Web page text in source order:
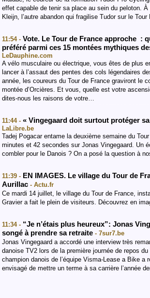
effet capable de tenir sa place au sein du peloton.
Kleijn, l’autre abandon qui fragilise Tudor sur le Tour
11:54 - Vote. Le Tour de France approche :
préféré parmi ces 15 montées mythiques
LeDauphine.com
A vélo musculaire ou électrique, vous êtes de plus
lancer à l’assaut des pentes des cols légendaires
année, les coureurs du Tour de France graviront le
montée d’Orcières. Et vous, quelle est votre
dites-nous les raisons de votre…
11:44 - « Vingegaard doit surtout protéger
LaLibre.be
Tadej Pogacar entame la deuxième semaine du
minutes et 42 secondes sur Jonas Vingegaard. Un
combler pour le Danois ? On a posé la question à
11:39 - EN IMAGES. Le village du Tour de
Aurillac - Actu.fr
Ce mardi 14 juillet, le village du Tour de France,
Gravier a fait le plein de visiteurs. Découvrez en
11:34 - “Je n’étais plus heureux”: Jonas
songé à prendre sa retraite - 7sur7.be
Jonas Vingegaard a accordé une interview très
danoise TV2 lors de la première journée de repos
champion danois de l’équipe Visma-Lease a Bike a
envisagé de mettre un terme à sa carrière l’année